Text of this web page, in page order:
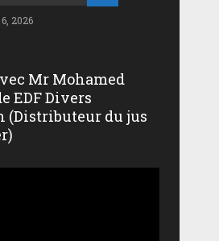
2026
Mr Mohamed
EDF Divers
(Distributeur du jus